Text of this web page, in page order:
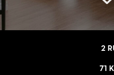
2
71